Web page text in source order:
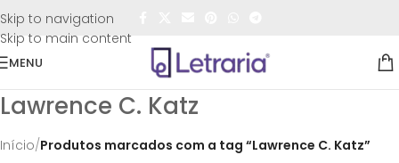
Skip to navigation
Skip to main content
FRETE GRÁTIS
MENU
Lawrence C. Katz
Início/Produtos marcados com a tag “Lawrence C. Katz”